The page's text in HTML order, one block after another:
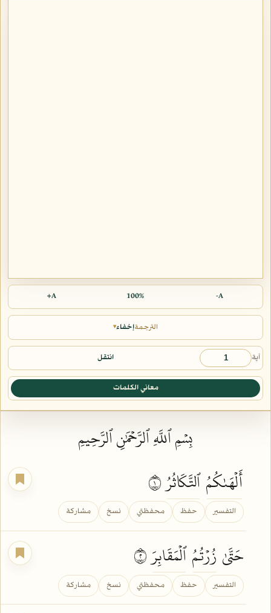
A-
100%
A+
الترجمةإخفاء▾
آية انتقل
معاني الكلمات
بِسۡمِ ٱللَّهِ ٱلرَّحۡمَٰنِ ٱلرَّحِيمِ
أَلۡهَىٰكُمُٱلتَّكَاثُرُ١
التفسير حفظ محفظتي نسخ مشاركة
حَتَّىٰ زُرۡتُمُٱلۡمَقَابِرَ٢
التفسير حفظ محفظتي نسخ مشاركة